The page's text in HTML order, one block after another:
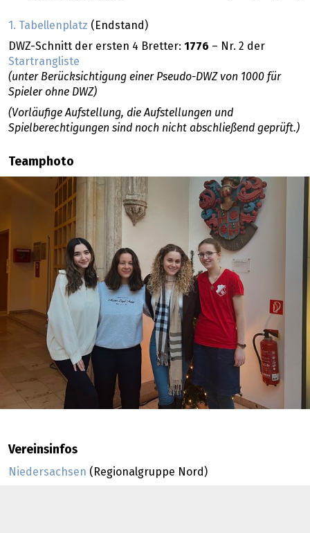
1. Tabellenplatz (Endstand)
DWZ-Schnitt der ersten 4 Bretter: 1776 – Nr. 2 der
Startrangliste
(unter Berücksichtigung einer Pseudo-DWZ von 1000 für
Spieler ohne DWZ)
(Vorläufige Aufstellung, die Aufstellungen und
Spielberechtigungen sind noch nicht abschließend geprüft.)
Teamphoto
Vereinsinfos
Niedersachsen (Regionalgruppe Nord)